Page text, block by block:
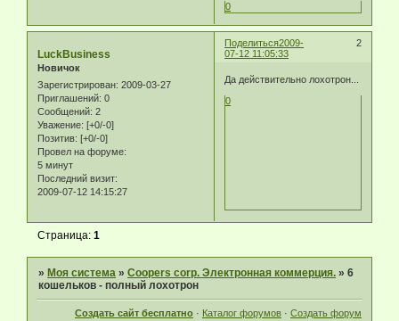
0
Поделиться 2
2009-
07-12 11:05:33
LuckBusiness
Новичок
Зарегистрирован: 2009-03-27
Приглашений: 0
Сообщений: 2
Уважение: [+0/-0]
Позитив: [+0/-0]
Провел на форуме:
5 минут
Последний визит:
2009-07-12 14:15:27
Да действительно лохотрон...
0
Страница:1
»Моя система »Coopers corp. Электронная коммерция. »6
кошельков - полный лохотрон
Создать сайт бесплатно · Каталог форумов · Создать форум